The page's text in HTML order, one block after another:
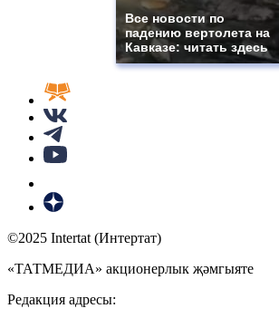
Все новости по
падению вертолета на
Кавказе: читать здесь
©2025 Intertat (Интертат)
«ТАТМЕДИА» акционерлык җәмгыяте
Редакция адресы: